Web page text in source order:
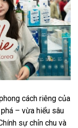
cách riêng của
– vừa hiểu sâu
sự chỉn chu và